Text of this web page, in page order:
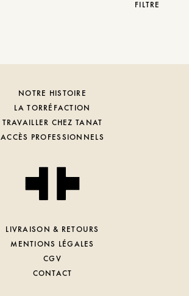
FILTRE
NOTRE HISTOIRE
LA TORRÉFACTION
TRAVAILLER CHEZ TANAT
ACCÈS PROFESSIONNELS
LIVRAISON & RETOURS
MENTIONS LÉGALES
CGV
CONTACT